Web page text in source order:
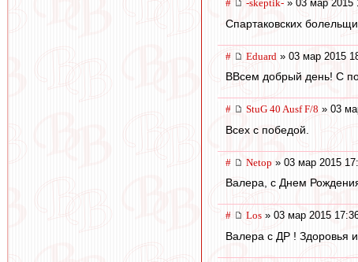
# -skeptik- » 03 мар 2015
Спартаковских
# Eduard » 03 мар 2015
ВВсем добрый день! С
# StuG 40 Ausf F/8 » 03
Всех с победой.
# Netop » 03 мар 2015
Валера, с Днем
# Los » 03 мар 2015
Валера с ДР ! Здоровья и